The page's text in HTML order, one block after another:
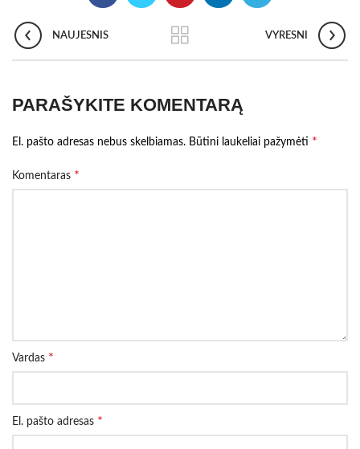
NAUJESNIS VYRESNI
PARAŠYKITE KOMENTARĄ
El. pašto adresas nebus skelbiamas. Būtini laukeliai pažymėti *
Komentaras *
Vardas *
El. pašto adresas *